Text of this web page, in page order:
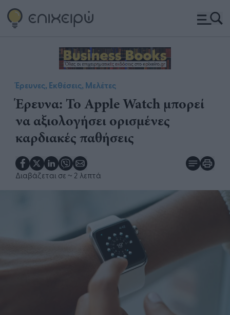
Έρευνες, Εκθέσεις, Μελέτες
Έρευνα: Το Apple Watch μπορεί
να αξιολογήσει ορισμένες
καρδιακές παθήσεις
Διαβάζεται σε ~ 2 λεπτά